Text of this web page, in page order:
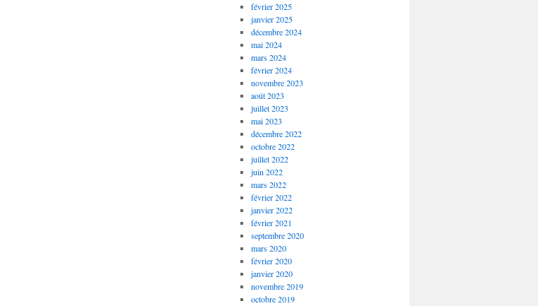
février 2025
janvier 2025
décembre 2024
mai 2024
mars 2024
février 2024
novembre 2023
août 2023
juillet 2023
mai 2023
décembre 2022
octobre 2022
juillet 2022
juin 2022
mars 2022
février 2022
janvier 2022
février 2021
septembre 2020
mars 2020
février 2020
janvier 2020
novembre 2019
octobre 2019